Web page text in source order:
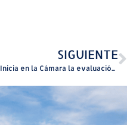
SIGUIENTE
Inicia en la Cámara la evaluación del Código Municipal sobre salarios de alcaldes